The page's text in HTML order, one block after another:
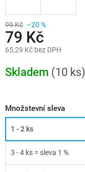
99 Kč –20 %
79 Kč
65,29 Kč bez DPH
cena:
Skladem (10 ks)
Množstevní sleva
1 - 2 ks
3 - 4 ks = sleva 1 %